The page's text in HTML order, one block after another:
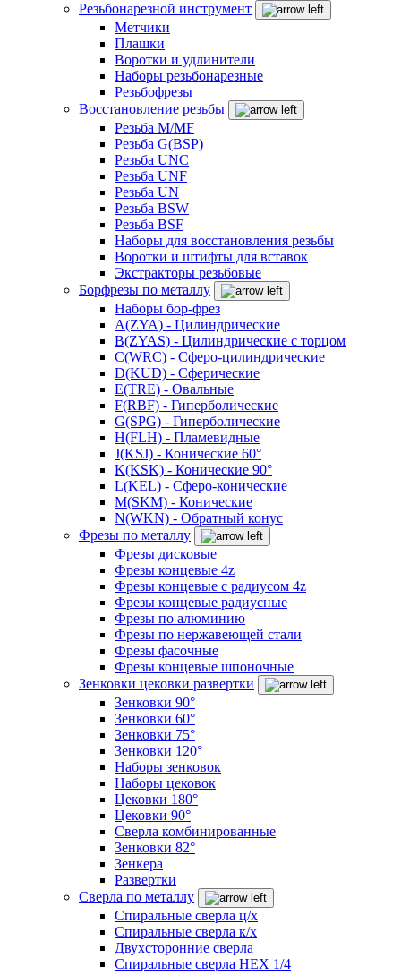
Резьбонарезной инструмент
Метчики
Плашки
Воротки и удлинители
Наборы резьбонарезные
Резьбофрезы
Восстановление резьбы
Резьба M/MF
Резьба G(BSP)
Резьба UNC
Резьба UNF
Резьба UN
Резьба BSW
Резьба BSF
Наборы для восстановления резьбы
Воротки и штифты для вставок
Экстракторы резьбовые
Борфрезы по металлу
Наборы бор-фрез
A(ZYA) - Цилиндрические
B(ZYAS) - Цилиндрические с торцом
C(WRC) - Сферо-цилиндрические
D(KUD) - Сферические
E(TRE) - Овальные
F(RBF) - Гиперболические
G(SPG) - Гиперболические
H(FLH) - Пламевидные
J(KSJ) - Конические 60°
K(KSK) - Конические 90°
L(KEL) - Сферо-конические
M(SKM) - Конические
N(WKN) - Обратный конус
Фрезы по металлу
Фрезы дисковые
Фрезы концевые 4z
Фрезы концевые с радиусом 4z
Фрезы концевые радиусные
Фрезы по алюминию
Фрезы по нержавеющей стали
Фрезы фасочные
Фрезы концевые шпоночные
Зенковки цековки развертки
Зенковки 90°
Зенковки 60°
Зенковки 75°
Зенковки 120°
Наборы зенковок
Наборы цековок
Цековки 180°
Цековки 90°
Сверла комбинированные
Зенковки 82°
Зенкера
Развертки
Сверла по металлу
Спиральные сверла ц/х
Спиральные сверла к/х
Двухсторонние сверла
Спиральные сверла HEX 1/4